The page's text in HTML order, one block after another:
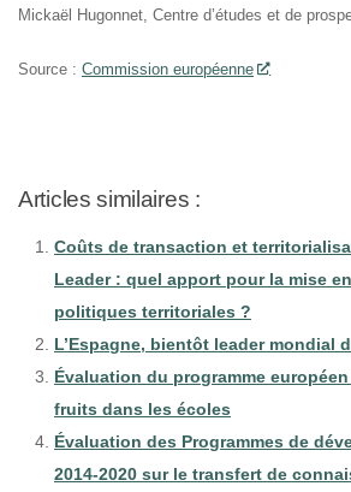
Mickaël Hugonnet, Centre d’études et de
Source : Commission européenne
Articles similaires :
Coûts de transaction et
Leader : quel apport pour la mise
politiques territoriales ?
L’Espagne, bientôt leader mondial
Évaluation du programme
fruits dans les écoles
Évaluation des Programmes de
2014-2020 sur le transfert de